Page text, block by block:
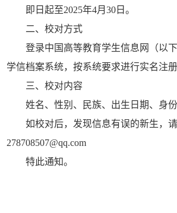
即日起至2025年4月30日。
二、校对方式
登录中国高等教育学生信息网（以
学信档案系统，按系统要求进行实名注
三、校对内容
姓名、性别、民族、出生日期、身
如校对后，发现信息有误的新生，
278708507@qq.com
特此通知。